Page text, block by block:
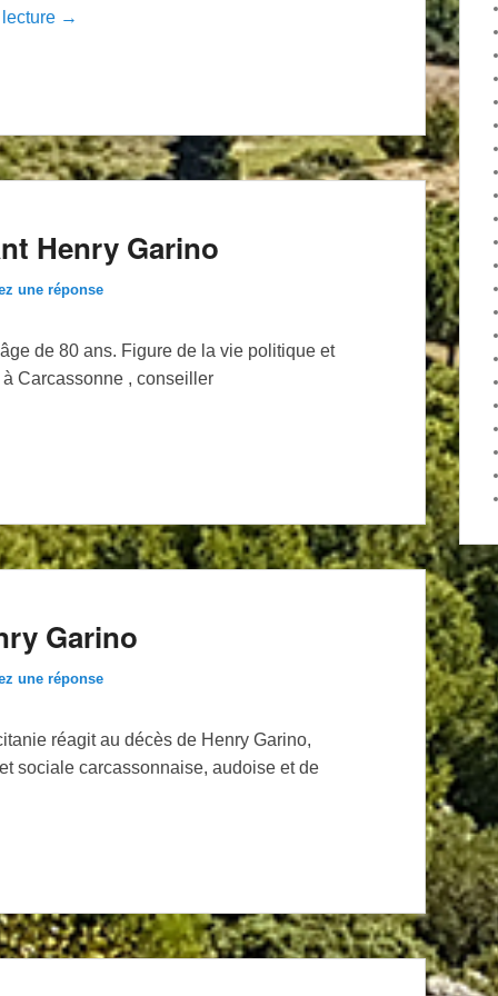
→
Henry Garino
une réponse
de 80 ans. Figure de la vie politique et
Carcassonne , conseiller
Garino
une réponse
réagit au décès de Henry Garino,
sociale carcassonnaise, audoise et de